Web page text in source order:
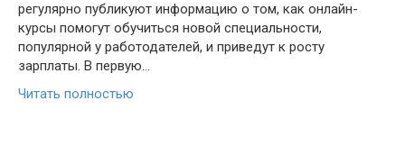
регулярно публикуют информацию о том, как онлайн-
курсы помогут обучиться новой специальности,
популярной у работодателей, и приведут к росту
зарплаты. В первую…
Читать полностью